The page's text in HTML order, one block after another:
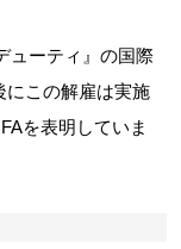
ューティ』の国際
にこの解雇は実施
を表明していま